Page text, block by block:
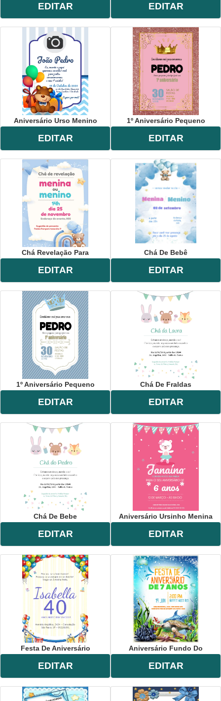
EDITAR EDITAR
Aniversário Urso Menino
EDITAR
1º Aniversário Pequeno
EDITAR
Chá Revelação Para
EDITAR
Chá De Bebê
EDITAR
1º Aniversário Pequeno
EDITAR
Chá De Fraldas
EDITAR
Chá De Bebe
EDITAR
Aniversário Ursinho Menina
EDITAR
Festa De Aniversário
EDITAR
Aniversário Fundo Do
EDITAR